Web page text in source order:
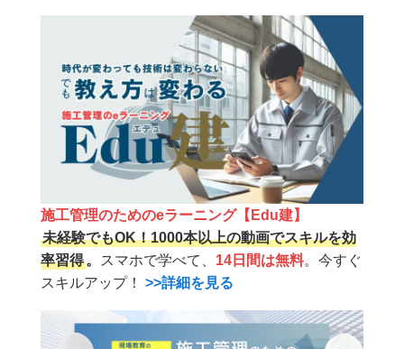
施工管理のためのeラーニング【Edu建】
未経験でもOK！1000本以上の動画でスキルを効
率習得。 スマホで学べて、 14日間は無料。今すぐ
スキルアップ！ >>詳細を見る